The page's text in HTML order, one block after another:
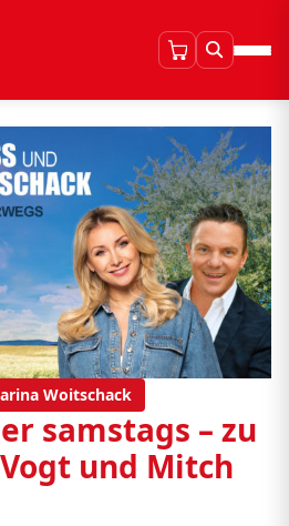
Woitschack
samstags – zu
und Mitch